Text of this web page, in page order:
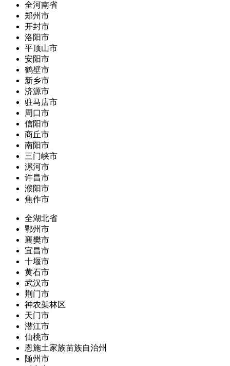
全河南省
郑州市
开封市
洛阳市
平顶山市
安阳市
鹤壁市
新乡市
济源市
驻马店市
周口市
信阳市
商丘市
南阳市
三门峡市
漯河市
许昌市
濮阳市
焦作市
全湖北省
鄂州市
襄樊市
宜昌市
十堰市
黄石市
武汉市
荆门市
神农架林区
天门市
潜江市
仙桃市
恩施土家族苗族自治州
随州市